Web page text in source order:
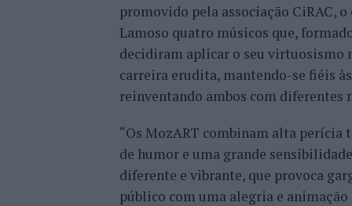
promovido pela associação CiRAC,
Lamoso quatro músicos que,
decidiram aplicar o seu virtuosismo
carreira erudita, mantendo-se fiéis
reinventando ambos com diferentes
“Os MozART combinam alta
de humor e uma grande
diferente e vibrante, que provoca
público com uma alegria e